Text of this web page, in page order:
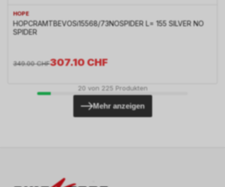
HOPE
HOPCRAMTBEVOSi15568/73NOSPIDER L= 155 SILVER NO
SPIDER
307.10CHF
349.00 CHF
20von 225 Produkten
Mehr anzeigen